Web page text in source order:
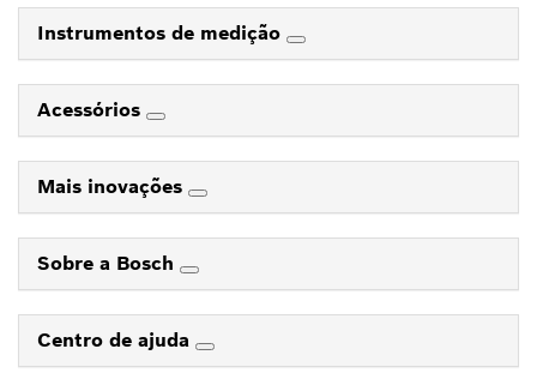
Instrumentos de medição
Acessórios
Mais inovações
Sobre a Bosch
Centro de ajuda